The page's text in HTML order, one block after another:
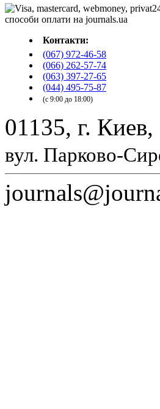
Контакти:
(067) 972-46-58
(066) 262-57-74
(063) 397-27-65
(044) 495-75-87
(с 9:00 до 18:00)
01135, г. Киев,
вул. Парково-